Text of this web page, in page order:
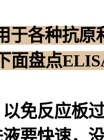
于各种抗
面盘点
免反应板